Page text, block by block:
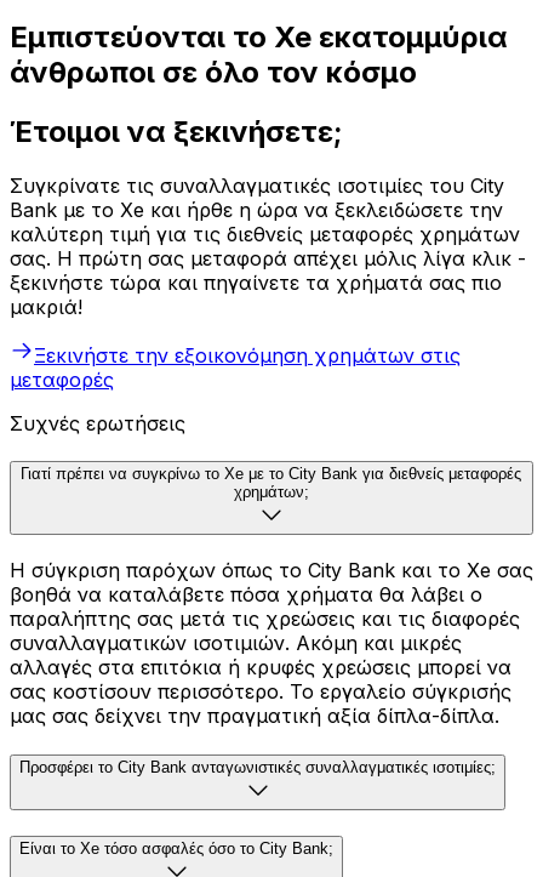
Εμπιστεύονται το Xe εκατομμύρια
άνθρωποι σε όλο τον κόσμο
Έτοιμοι να ξεκινήσετε;
Συγκρίνατε τις συναλλαγματικές ισοτιμίες του City
Bank με το Xe και ήρθε η ώρα να ξεκλειδώσετε την
καλύτερη τιμή για τις διεθνείς μεταφορές χρημάτων
σας. Η πρώτη σας μεταφορά απέχει μόλις λίγα κλικ -
ξεκινήστε τώρα και πηγαίνετε τα χρήματά σας πιο
μακριά!
Ξεκινήστε την εξοικονόμηση χρημάτων στις
μεταφορές
Συχνές ερωτήσεις
Γιατί πρέπει να συγκρίνω το Xe με το City Bank για διεθνείς μεταφορές
χρημάτων;
Η σύγκριση παρόχων όπως το City Bank και το Xe σας
βοηθά να καταλάβετε πόσα χρήματα θα λάβει ο
παραλήπτης σας μετά τις χρεώσεις και τις διαφορές
συναλλαγματικών ισοτιμιών. Ακόμη και μικρές
αλλαγές στα επιτόκια ή κρυφές χρεώσεις μπορεί να
σας κοστίσουν περισσότερο. Το εργαλείο σύγκρισής
μας σας δείχνει την πραγματική αξία δίπλα-δίπλα.
Προσφέρει το City Bank ανταγωνιστικές συναλλαγματικές ισοτιμίες;
Είναι το Xe τόσο ασφαλές όσο το City Bank;